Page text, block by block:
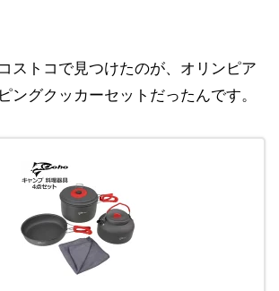
ストコで見つけたのが、オリンピア
ングクッカーセットだったんです。